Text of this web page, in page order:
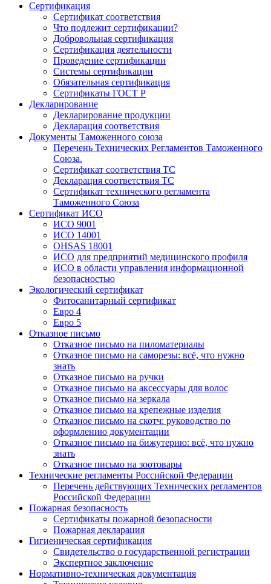
Сертификация
Сертификат соответствия
Что подлежит сертификации?
Добровольная сертификация
Сертификация деятельности
Проведение сертификации
Системы сертификации
Обязательная сертификация
Сертификаты ГОСТ Р
Декларирование
Декларирование продукции
Декларация соответствия
Документы Таможенного союза
Перечень Технических Регламентов Таможенного
Союза.
Сертификат соответствия ТС
Декларация соответствия ТС
Сертификат технического регламента
Таможенного Союза
Сертификат ИСО
ИСО 9001
ИСО 14001
OHSAS 18001
ИСО для предприятий медицинского профиля
ИСО в области управления информационной
безопасностью
Экологический сертификат
Фитосанитарный сертификат
Евро 4
Евро 5
Отказное письмо
Отказное письмо на пиломатериалы
Отказное письмо на саморезы: всё, что нужно
знать
Отказное письмо на ручки
Отказное письмо на аксессуары для волос
Отказное письмо на зеркала
Отказное письмо на крепежные изделия
Отказное письмо на скотч: руководство по
оформлению документации
Отказное письмо на бижутерию: всё, что нужно
знать
Отказное письмо на зоотовары
Технические регламенты Российской Федерации
Перечень действующих Технических регламентов
Российской Федерации
Пожарная безопасность
Сертификаты пожарной безопасности
Пожарная декларация
Гигиеническая сертификация
Свидетельство о государственной регистрации
Экспертное заключение
Нормативно-техническая документация